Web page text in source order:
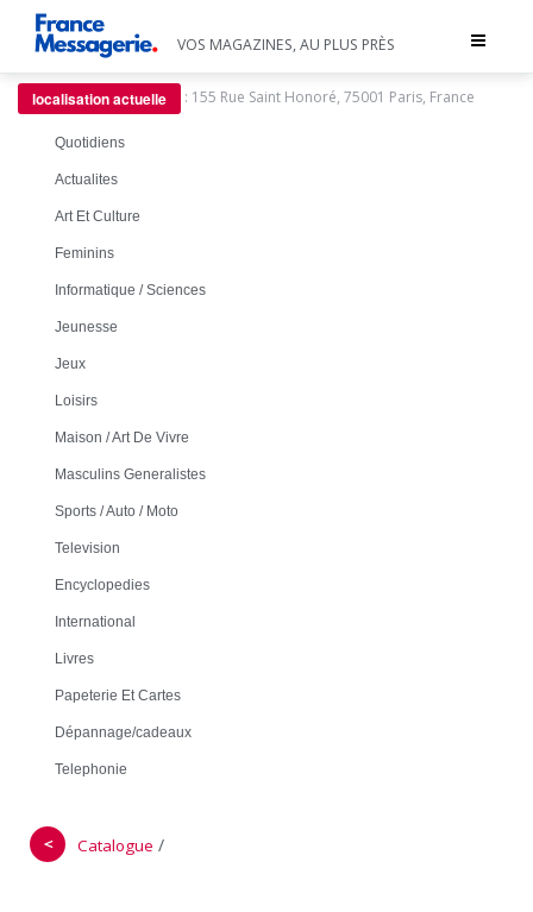
Toggle
VOS MAGAZINES, AU PLUS PRÈS
localisation actuelle : 155 Rue Saint Honoré, 75001 Paris, France
Quotidiens
Actualites
Art Et Culture
Feminins
Informatique / Sciences
Jeunesse
Jeux
Loisirs
Maison / Art De Vivre
Masculins Generalistes
Sports / Auto / Moto
Television
Encyclopedies
International
Livres
Papeterie Et Cartes
Dépannage/cadeaux
Telephonie
＜ Catalogue /